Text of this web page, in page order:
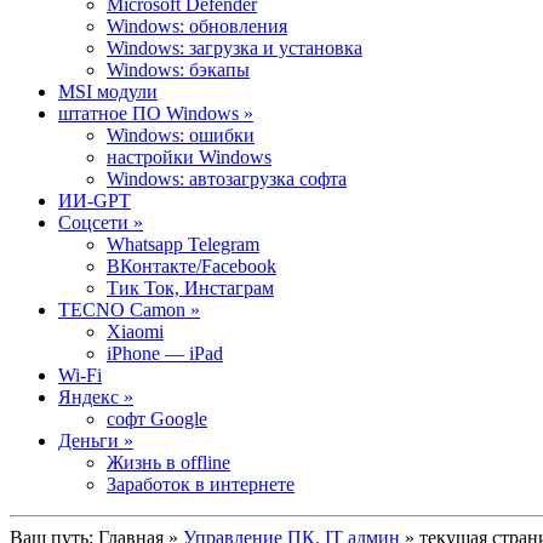
Windows: обновления
Windows: загрузка и установка
Windows: бэкапы
MSI модули
штатное ПО Windows »
Windows: ошибки
настройки Windows
Windows: автозагрузка софта
ИИ-GPT
Cоцсети »
Whatsapp Telegram
ВКонтакте/Facebook
Тик Ток, Инстаграм
TECNO Camon »
Xiaomi
iPhone — iPad
Wi-Fi
Яндекс »
софт Google
Деньги »
Жизнь в offline
Заработок в интернете
Ваш путь: Главная » Управление ПК. IT админ » текущая